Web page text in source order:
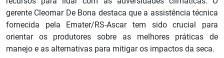
gerente Cleomar De Bona destaca que a assistência técnica
fornecida pela Emater/RS-Ascar tem sido crucial para
orientar os produtores sobre as melhores práticas de
manejo e as alternativas para mitigar os impactos da seca.